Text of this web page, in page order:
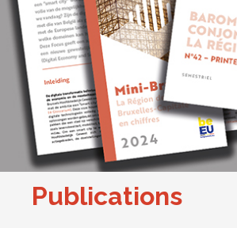
Publications